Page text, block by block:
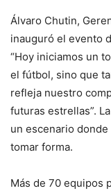
Álvaro Chutin,
inauguró el evento
“Hoy iniciamos un
el fútbol, sino que
refleja nuestro
futuras estrellas”.
un escenario
tomar forma.
Más de 70 equipos